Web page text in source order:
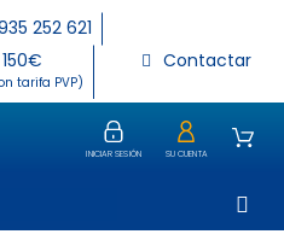
252 621
tarifa PVP)
Contactar
INICIAR SESIÓN SU CUENTA